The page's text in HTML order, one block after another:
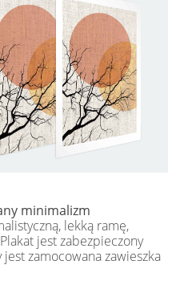
minimalizm
lekką ramę,
jest zabezpieczony
jest zamocowana zawieszka